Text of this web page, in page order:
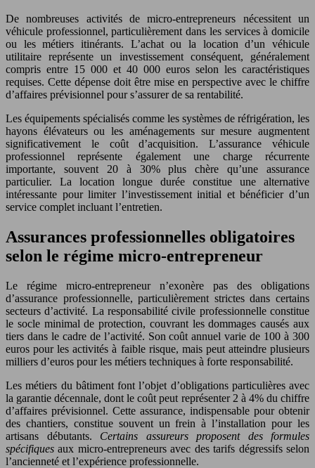
De nombreuses activités de micro-entrepreneurs nécessitent un
véhicule professionnel, particulièrement dans les services à domicile
ou les métiers itinérants. L’achat ou la location d’un véhicule
utilitaire représente un investissement conséquent, généralement
compris entre 15 000 et 40 000 euros selon les caractéristiques
requises. Cette dépense doit être mise en perspective avec le chiffre
d’affaires prévisionnel pour s’assurer de sa rentabilité.
Les équipements spécialisés comme les systèmes de réfrigération, les
hayons élévateurs ou les aménagements sur mesure augmentent
significativement le coût d’acquisition. L’assurance véhicule
professionnel représente également une charge récurrente
importante, souvent 20 à 30% plus chère qu’une assurance
particulier. La location longue durée constitue une alternative
intéressante pour limiter l’investissement initial et bénéficier d’un
service complet incluant l’entretien.
Assurances professionnelles obligatoires
selon le régime micro-entrepreneur
Le régime micro-entrepreneur n’exonère pas des obligations
d’assurance professionnelle, particulièrement strictes dans certains
secteurs d’activité. La responsabilité civile professionnelle constitue
le socle minimal de protection, couvrant les dommages causés aux
tiers dans le cadre de l’activité. Son coût annuel varie de 100 à 300
euros pour les activités à faible risque, mais peut atteindre plusieurs
milliers d’euros pour les métiers techniques à forte responsabilité.
Les métiers du bâtiment font l’objet d’obligations particulières avec
la garantie décennale, dont le coût peut représenter 2 à 4% du chiffre
d’affaires prévisionnel. Cette assurance, indispensable pour obtenir
des chantiers, constitue souvent un frein à l’installation pour les
artisans débutants. Certains assureurs proposent des formules
spécifiquesaux micro-entrepreneurs avec des tarifs dégressifs selon
l’ancienneté et l’expérience professionnelle.